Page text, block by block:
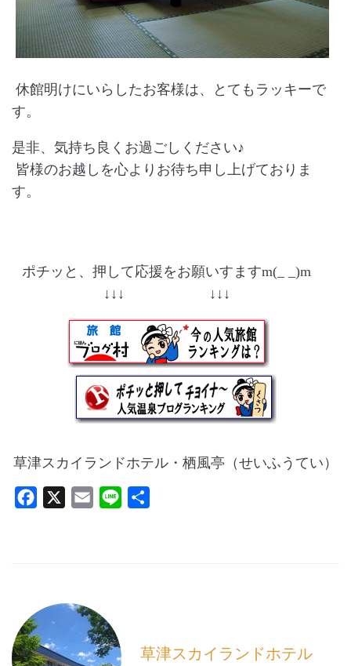
休館明けにいらしたお客様は、とてもラッキーで
す。
是非、気持ち良くお過ごしください♪
皆様のお越しを心よりお待ち申し上げておりま
す。
ポチッと、押して応援をお願いすますm(_ _)m
↓↓↓ ↓↓↓
草津スカイランドホテル・栖風亭（せいふうてい）
o
o
k
草津スカイランドホテル